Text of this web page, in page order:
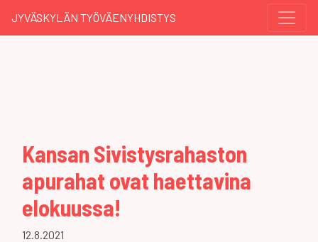
JYVÄSKYLÄN TYÖVÄENYHDISTYS
Kansan Sivistysrahaston
apurahat ovat haettavina
elokuussa!
12.8.2021